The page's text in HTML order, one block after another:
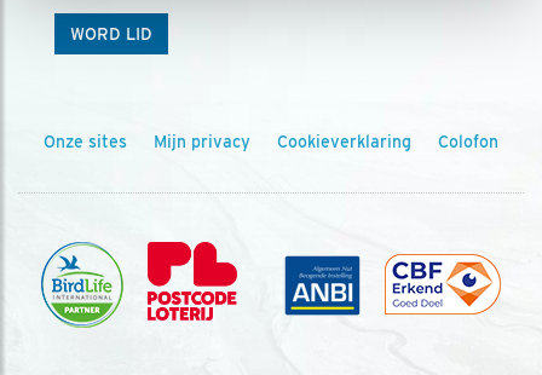
WORD LID
Onze sites Mijn privacy Cookieverklaring Colofon